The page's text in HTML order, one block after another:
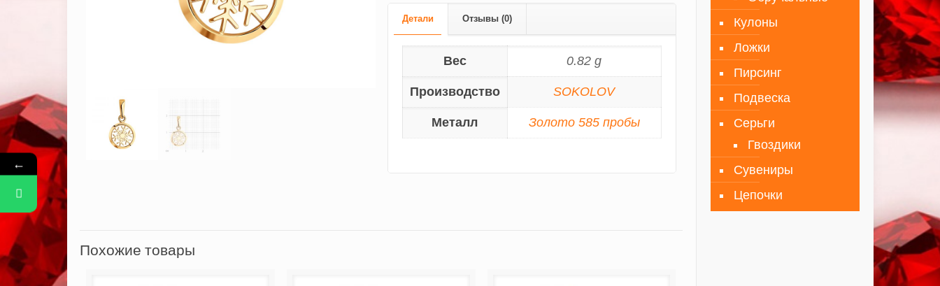
Детали Отзывы (0)
Вес 0.82 g
Производство SOKOLOV
Металл Золото 585 пробы
Похожие товары
Кулоны
Ложки
Пирсинг
Подвеска
Серьги
Гвоздики
Сувениры
Цепочки
←